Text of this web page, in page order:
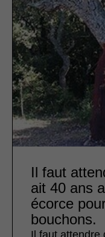
Il faut
ait 40 ans
écorce
bouchons.